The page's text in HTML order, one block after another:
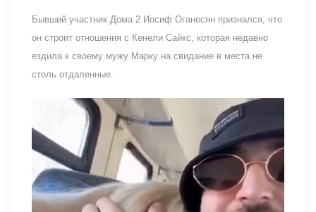
Бывший участник Дома 2 Иосиф Оганесян признался, что
он строит отношения с Кенели Сайкс, которая недавно
ездила к своему мужу Марку на свидание в места не
столь отдаленные.